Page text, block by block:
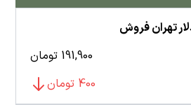
تهران فروش
191,900 تومان
400 تومان